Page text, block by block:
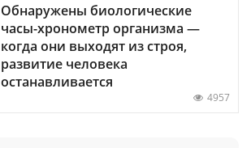
Обнаружены биологические
часы-хронометр организма —
когда они выходят из строя,
развитие человека
останавливается
4957